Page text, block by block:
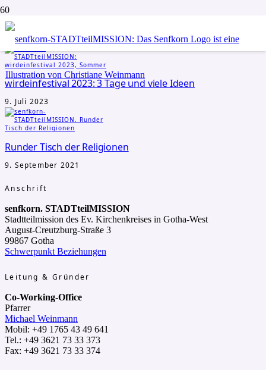
Aktuelles
Michael Weinmann
wirdeinfestival 2023: 3 Tage und viele Ideen
9. Juli 2023
Runder Tisch der Religionen
9. September 2021
Anschrift
senfkorn. STADTteilMISSION
Stadtteilmission des Ev. Kirchenkreises in Gotha-West
August-Creutzburg-Straße 3
99867 Gotha
Schwerpunkt Beziehungen
Leitung & Gründer
Co-Working-Office
Pfarrer
Michael Weinmann
Mobil: +49 1765 43 49 641
Tel.: +49 3621 73 33 373
Fax: +49 3621 73 33 374